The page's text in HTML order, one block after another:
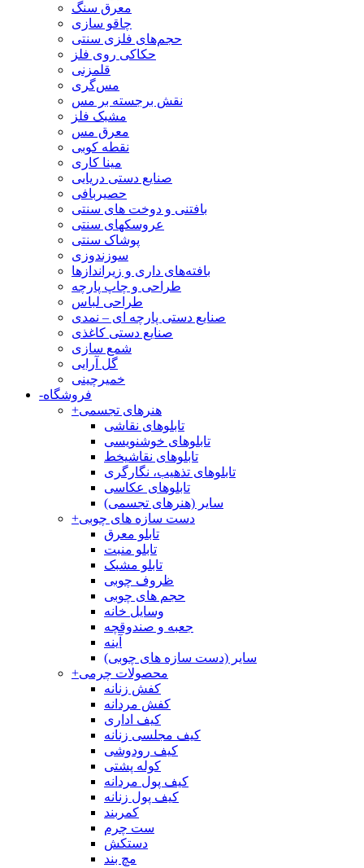
معرق سنگ
چاقو سازی
حجم‌های فلزی سنتی
حکاکی روی فلز
قلمزنی
مس‌گری
نقش برجسته بر مس
مشبک فلز
معرق مس
نقطه کوبی
مینا کاری
صنایع دستی دریایی
حصیربافی
بافتنی‌ و دوخت های سنتی
عروسکهای سنتی
پوشاک سنتی
سوزندوزی
بافته‌های داری و زیراندازها
طراحی و چاپ پارچه
طراحی لباس
صنایع دستی پارچه ای – نمدی
صنایع دستی کاغذی
شمع سازی
گل آرایی
خمیرچینی
-فروشگاه
+هنرهای تجسمی
تابلوهای نقاشی
تابلوهای خوشنویسی
تابلوهای نقاشیخط
تابلوهای تذهیب، نگارگری
تابلوهای عکاسی
سایر (هنرهای تجسمی)
+دست سازه های چوبی
تابلو معرق
تابلو منبت
تابلو مشبک
ظروف چوبی
حجم های چوبی
وسایل خانه
جعبه و صندوقچه
آینه
سایر (دست سازه های چوبی)
+محصولات چرمی
کفش زنانه
کفش مردانه
کیف اداری
کیف مجلسی زنانه
کیف رودوشی
کوله پشتی
کیف پول مردانه
کیف پول زنانه
کمربند
ست چرم
دستکش
مچ بند